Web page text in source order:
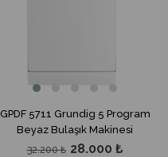
GPDF 5711 Grundig 5 Program
Beyaz Bulaşık Makinesi
28.000 ₺
32.200 ₺